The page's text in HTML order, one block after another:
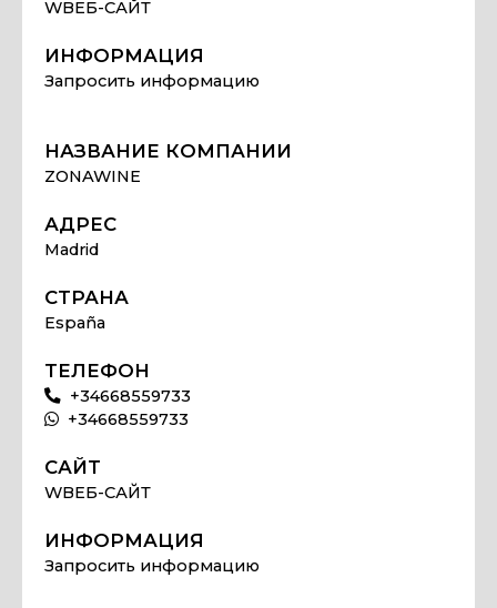
WВЕБ-САЙТ
ИНФОРМАЦИЯ
Запросить информацию
НАЗВАНИЕ КОМПАНИИ
ZONAWINE
АДРЕС
Madrid
СТРАНА
España
ТЕЛЕФОН
+34668559733
+34668559733
САЙТ
WВЕБ-САЙТ
ИНФОРМАЦИЯ
Запросить информацию